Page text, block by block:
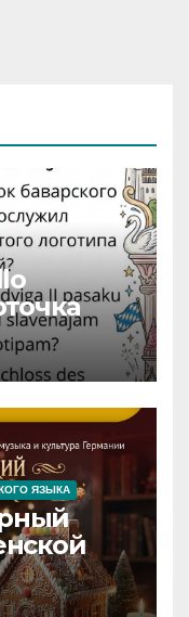
der
ЯЗЫКА